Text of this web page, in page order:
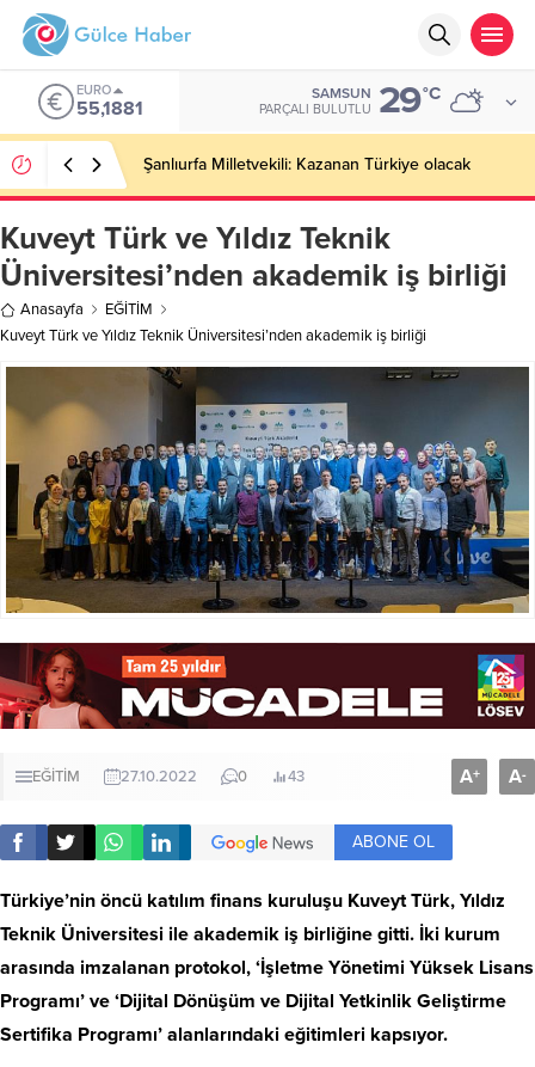
EURO
55,1881
SAMSUN
PARÇALI BULUTLU 29°C
Şanlıurfa Milletvekili: Kazanan Türkiye olacak
Kuveyt Türk ve Yıldız Teknik
Üniversitesi’nden akademik iş birliği
Anasayfa
EĞİTİM
Kuveyt Türk ve Yıldız Teknik Üniversitesi’nden akademik iş birliği
EĞİTİM 27.10.2022 0 43 A+ A-
ABONE OL
Türkiye’nin öncü katılım finans kuruluşu Kuveyt Türk, Yıldız
Teknik Üniversitesi ile akademik iş birliğine gitti. İki kurum
arasında imzalanan protokol, ‘İşletme Yönetimi Yüksek Lisans
Programı’ ve ‘Dijital Dönüşüm ve Dijital Yetkinlik Geliştirme
Sertifika Programı’ alanlarındaki eğitimleri kapsıyor.